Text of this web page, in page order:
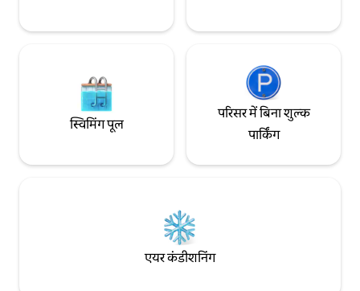
स्विमिंग पूल
परिसर में बिना शुल्क
पार्किंग
एयर कंडीशनिंग